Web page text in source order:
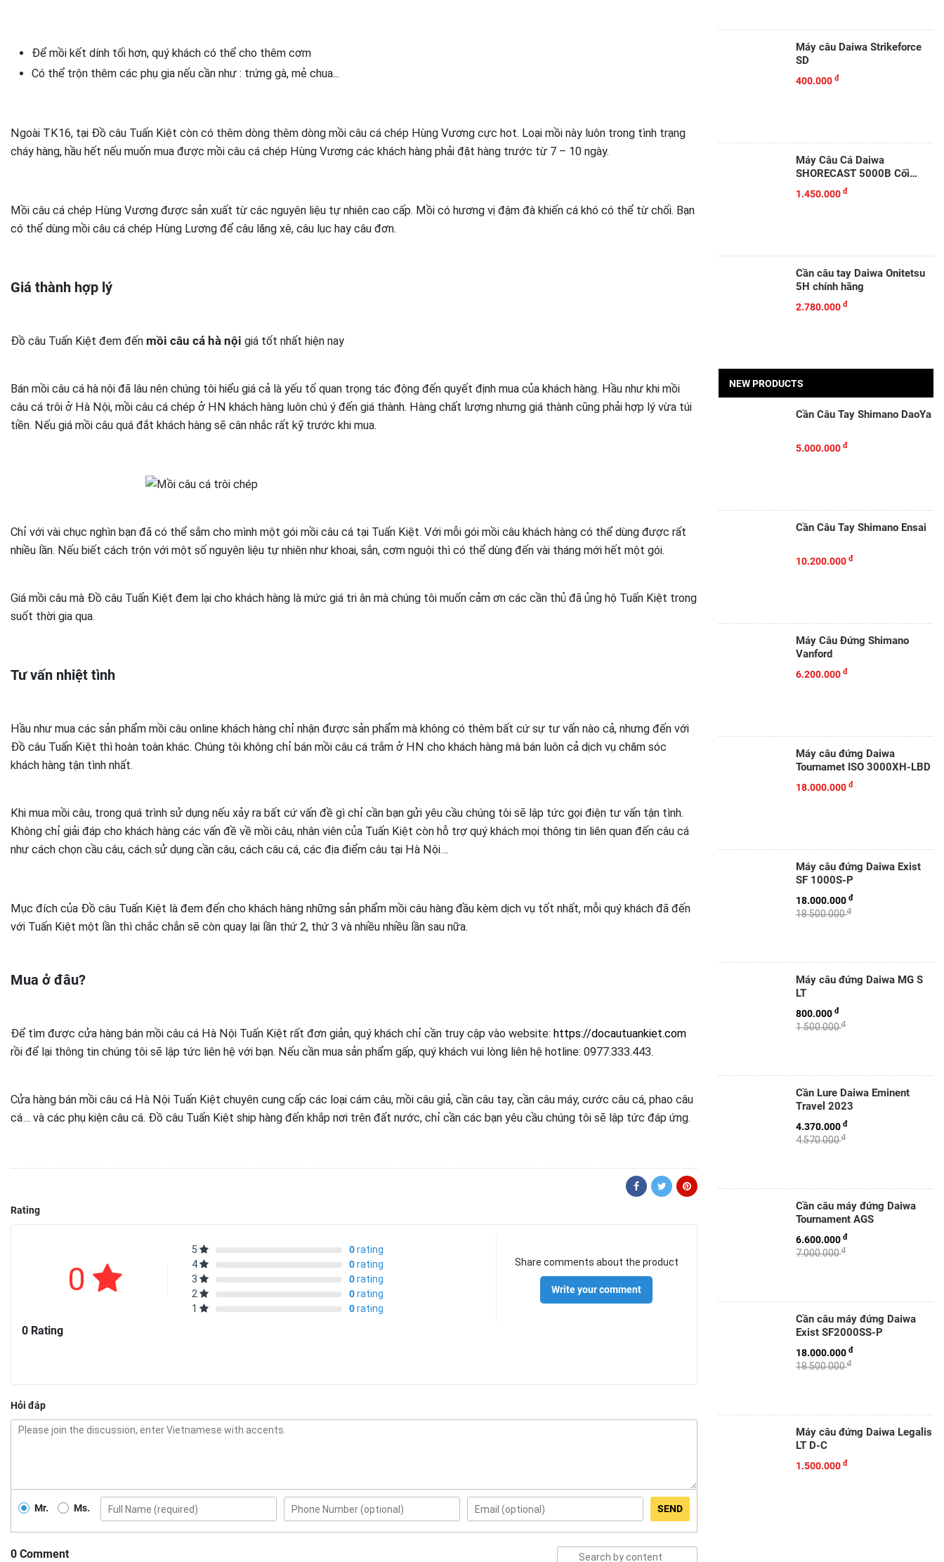
Để mồi kết dính tối hơn, quý khách có thể cho thêm cơm
Có thể trộn thêm các phụ gia nếu cần như : trứng gà, mẻ chua...
Ngoài TK16, tại Đồ câu Tuấn Kiệt còn có thêm dòng thêm dòng mồi câu cá chép Hùng Vương cực hot. Loại mồi này luôn trong tình trạng
cháy hàng, hầu hết nếu muốn mua được mồi câu cá chép Hùng Vương các khách hàng phải đặt hàng trước từ 7 – 10 ngày.
Mồi câu cá chép Hùng Vương được sản xuất từ các nguyên liệu tự nhiên cao cấp. Mồi có hương vị đậm đà khiến cá khó có thể từ chối. Bạn
có thể dùng mồi câu cá chép Hùng Lương để câu lăng xê, câu lục hay câu đơn.
Giá thành hợp lý
Đồ câu Tuấn Kiệt đem đến mồi câu cá hà nội giá tốt nhất hiện nay
Bán mồi câu cá hà nội đã lâu nên chúng tôi hiểu giá cả là yếu tố quan trọng tác động đến quyết định mua của khách hàng. Hầu như khi mồi
câu cá trôi ở Hà Nội, mồi câu cá chép ở HN khách hàng luôn chú ý đến giá thành. Hàng chất lượng nhưng giá thành cũng phải hợp lý vừa túi
tiền. Nếu giá mồi câu quá đắt khách hàng sẽ cân nhắc rất kỹ trước khi mua.
Chỉ với vài chục nghìn bạn đã có thể sắm cho mình một gói mồi câu cá tại Tuấn Kiệt. Với mỗi gói mồi câu khách hàng có thể dùng được rất
nhiều lần. Nếu biết cách trộn với một số nguyên liệu tự nhiên như khoai, sắn, cơm nguội thì có thể dùng đến vài tháng mới hết một gói.
Giá mồi câu mà Đồ câu Tuấn Kiệt đem lại cho khách hàng là mức giá tri ân mà chúng tôi muốn cảm ơn các cần thủ đã ủng hộ Tuấn Kiệt trong
suốt thời gia qua.
Tư vấn nhiệt tình
Hầu như mua các sản phẩm mồi câu online khách hàng chỉ nhận được sản phẩm mà không có thêm bất cứ sự tư vấn nào cả, nhưng đến với
Đồ câu Tuấn Kiệt thì hoàn toàn khác. Chúng tôi không chỉ bán mồi câu cá trắm ở HN cho khách hàng mà bán luôn cả dịch vụ chăm sóc
khách hàng tận tình nhất.
Khi mua mồi câu, trong quá trình sử dụng nếu xảy ra bất cứ vấn đề gì chỉ cần bạn gửi yêu cầu chúng tôi sẽ lập tức gọi điện tư vấn tận tình.
Không chỉ giải đáp cho khách hàng các vấn đề về mồi câu, nhân viên của Tuấn Kiệt còn hỗ trợ quý khách mọi thông tin liên quan đến câu cá
như cách chọn cầu câu, cách sử dụng cần câu, cách câu cá, các địa điểm câu tại Hà Nội…
Mục đích của Đồ câu Tuấn Kiệt là đem đến cho khách hàng những sản phẩm mồi câu hàng đầu kèm dịch vụ tốt nhất, mỗi quý khách đã đến
với Tuấn Kiệt một lần thì chắc chắn sẽ còn quay lại lần thứ 2, thứ 3 và nhiều nhiều lần sau nữa.
Mua ở đâu?
Để tìm được cửa hàng bán mồi câu cá Hà Nội Tuấn Kiệt rất đơn giản, quý khách chỉ cần truy cập vào website: https://docautuankiet.com
rồi để lại thông tin chúng tôi sẽ lập tức liên hệ với bạn. Nếu cần mua sản phẩm gấp, quý khách vui lòng liên hệ hotline: 0977.333.443.
Cửa hàng bán mồi câu cá Hà Nội Tuấn Kiệt chuyên cung cấp các loại cám câu, mồi câu giả, cần câu tay, cần câu máy, cước câu cá, phao câu
cá… và các phụ kiện câu cá. Đồ câu Tuấn Kiệt ship hàng đến khắp nơi trên đất nước, chỉ cần các bạn yêu cầu chúng tôi sẽ lập tức đáp ứng.
Rating
0
5 0rating
4
0rating
3
0rating
2
0rating
1
0rating
Share comments about the product
Write your comment
0 Rating
Hỏi đáp
Mr. Ms. SEND
0 Comment
Máy câu Daiwa Strikeforce
SD
400.000 đ
Máy Câu Cá Daiwa
SHORECAST 5000B Cối
1.450.000 đ
Cần câu tay Daiwa Onitetsu
5H chính hãng
2.780.000 đ
NEW PRODUCTS
Cần Câu Tay Shimano DaoYa
5.000.000 đ
Cần Câu Tay Shimano Ensai
10.200.000 đ
Máy Câu Đứng Shimano
Vanford
6.200.000 đ
Máy câu đứng Daiwa
Tournamet ISO 3000XH-LBD
18.000.000 đ
Máy câu đứng Daiwa Exist
SF 1000S-P
18.500.000đ
18.000.000 đ
Máy câu đứng Daiwa MG S
LT
1.500.000đ
800.000 đ
Cần Lure Daiwa Eminent
Travel 2023
4.570.000đ
4.370.000 đ
Cần câu máy đứng Daiwa
Tournament AGS
7.000.000đ
6.600.000 đ
Cần câu máy đứng Daiwa
Exist SF2000SS-P
18.500.000đ
18.000.000 đ
Máy câu đứng Daiwa Legalis
LT D-C
1.500.000 đ